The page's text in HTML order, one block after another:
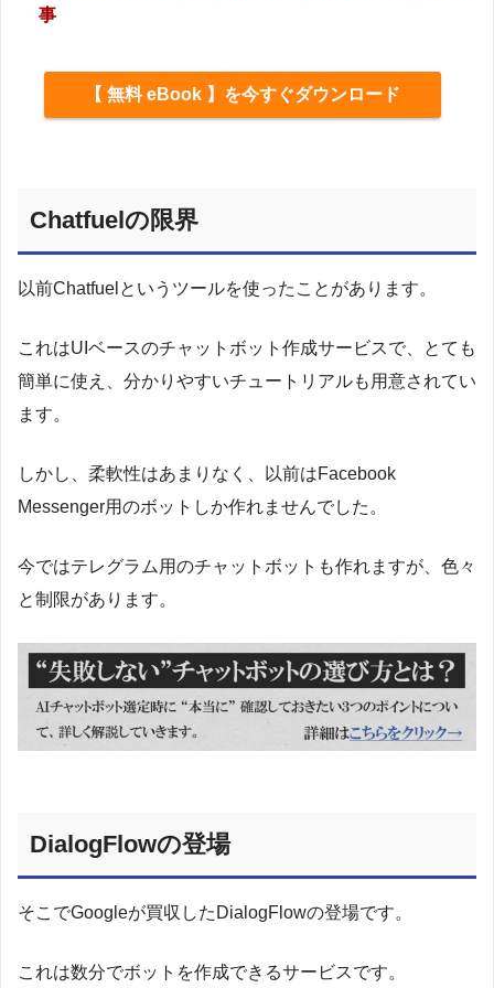
事
【 無料 eBook 】を今すぐダウンロード
Chatfuelの限界
以前Chatfuelというツールを使ったことがあります。
これはUIベースのチャットボット作成サービスで、とても
簡単に使え、分かりやすいチュートリアルも用意されてい
ます。
しかし、柔軟性はあまりなく、以前はFacebook
Messenger用のボットしか作れませんでした。
今ではテレグラム用のチャットボットも作れますが、色々
と制限があります。
DialogFlowの登場
そこでGoogleが買収したDialogFlowの登場です。
これは数分でボットを作成できるサービスです。